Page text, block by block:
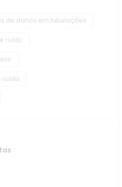
de danos em tubulações
ruído
ruído